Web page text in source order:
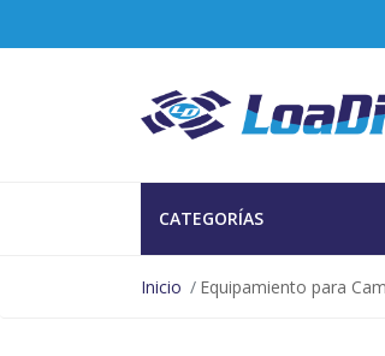
CATEGORÍAS
Inicio Equipamiento para